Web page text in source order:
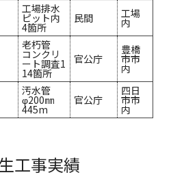
工場排水
ピット内
4箇所
民間 工場
内
老朽管
コンクリ
ート調査1
14箇所
官公庁
豊橋
市市
内
汚水管
φ200㎜
445m
官公庁
四日
市市
内
工事実績